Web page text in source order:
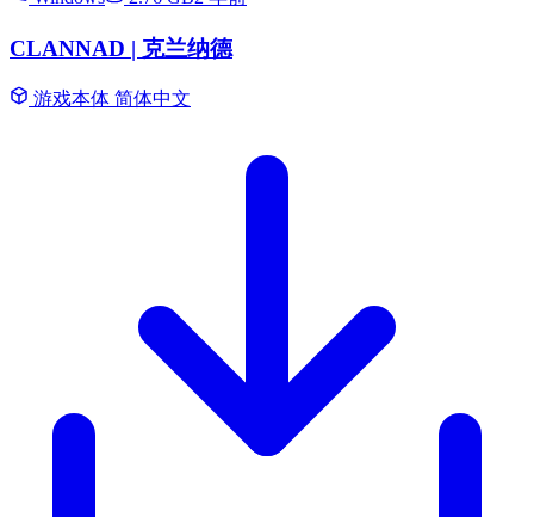
CLANNAD | 克兰纳德
游戏本体 简体中文